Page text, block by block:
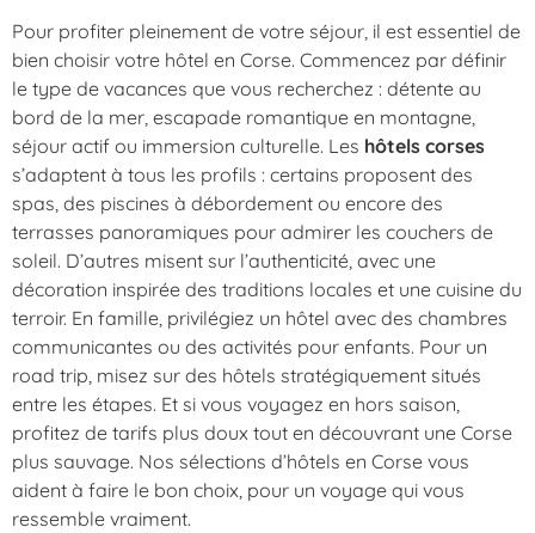
Pour profiter pleinement de votre séjour, il est essentiel de
bien choisir votre hôtel en Corse. Commencez par définir
le type de vacances que vous recherchez : détente au
bord de la mer, escapade romantique en montagne,
séjour actif ou immersion culturelle. Les hôtels corses
s’adaptent à tous les profils : certains proposent des
spas, des piscines à débordement ou encore des
terrasses panoramiques pour admirer les couchers de
soleil. D’autres misent sur l’authenticité, avec une
décoration inspirée des traditions locales et une cuisine du
terroir. En famille, privilégiez un hôtel avec des chambres
communicantes ou des activités pour enfants. Pour un
road trip, misez sur des hôtels stratégiquement situés
entre les étapes. Et si vous voyagez en hors saison,
profitez de tarifs plus doux tout en découvrant une Corse
plus sauvage. Nos sélections d’hôtels en Corse vous
aident à faire le bon choix, pour un voyage qui vous
ressemble vraiment.